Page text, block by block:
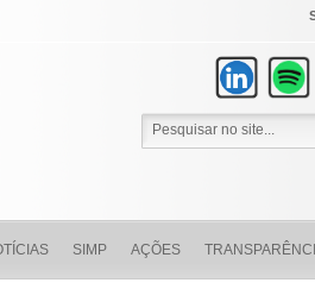
SIMP AÇÕES